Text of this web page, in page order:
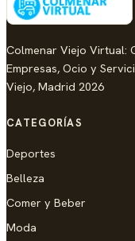
Colmenar Viejo Virtual:
Empresas, Ocio y
Viejo, Madrid 2026
CATEGORÍAS
Deportes
Belleza
Comer y Beber
Moda